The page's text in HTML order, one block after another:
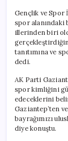
Gençlik ve Spor
spor alanındaki
illerinden biri
tanıtımına ve
dedi.
AK Parti
spor kimliğini
edeceklerini
Gaziantep’ten
bayrağımızı
diye konuştu.